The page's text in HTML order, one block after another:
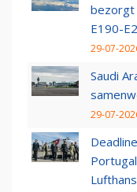
bezorgt
E190-E2
29-07-
Saudi
29-07-